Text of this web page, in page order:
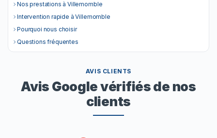
Nos prestations à Villemomble
Intervention rapide à Villemomble
Pourquoi nous choisir
Questions fréquentes
AVIS CLIENTS
Avis Google vérifiés de nos
clients